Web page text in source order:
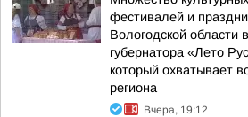
фестивалей и
Вологодской области
губернатора «Лето
который охватывает
региона
Вчера, 19:12